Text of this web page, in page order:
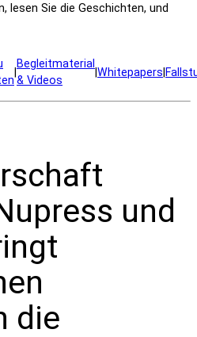
lesen Sie die Geschichten, und
Begleitmaterial
& Videos
Whitepapers
und
die